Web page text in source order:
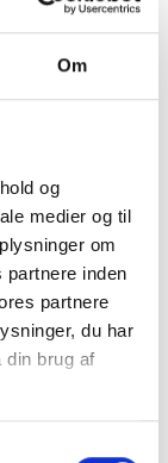
Om
og
medier og til
om
inden
partnere
du har
din brug af
renovering af